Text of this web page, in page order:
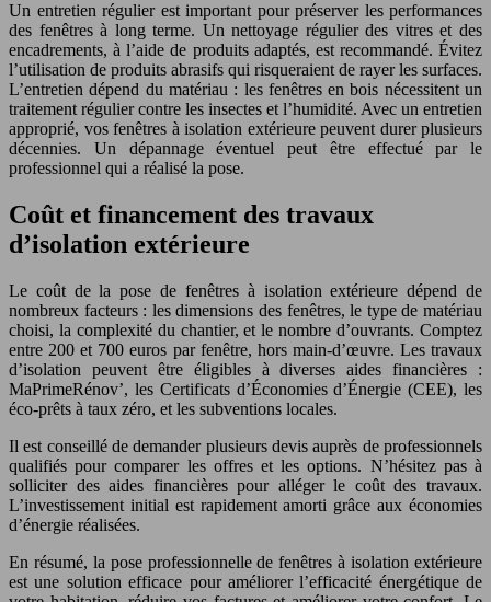
Un entretien régulier est important pour préserver les performances
des fenêtres à long terme. Un nettoyage régulier des vitres et des
encadrements, à l’aide de produits adaptés, est recommandé. Évitez
l’utilisation de produits abrasifs qui risqueraient de rayer les surfaces.
L’entretien dépend du matériau : les fenêtres en bois nécessitent un
traitement régulier contre les insectes et l’humidité. Avec un entretien
approprié, vos fenêtres à isolation extérieure peuvent durer plusieurs
décennies. Un dépannage éventuel peut être effectué par le
professionnel qui a réalisé la pose.
Coût et financement des travaux
d’isolation extérieure
Le coût de la pose de fenêtres à isolation extérieure dépend de
nombreux facteurs : les dimensions des fenêtres, le type de matériau
choisi, la complexité du chantier, et le nombre d’ouvrants. Comptez
entre 200 et 700 euros par fenêtre, hors main-d’œuvre. Les travaux
d’isolation peuvent être éligibles à diverses aides financières :
MaPrimeRénov’, les Certificats d’Économies d’Énergie (CEE), les
éco-prêts à taux zéro, et les subventions locales.
Il est conseillé de demander plusieurs devis auprès de professionnels
qualifiés pour comparer les offres et les options. N’hésitez pas à
solliciter des aides financières pour alléger le coût des travaux.
L’investissement initial est rapidement amorti grâce aux économies
d’énergie réalisées.
En résumé, la pose professionnelle de fenêtres à isolation extérieure
est une solution efficace pour améliorer l’efficacité énergétique de